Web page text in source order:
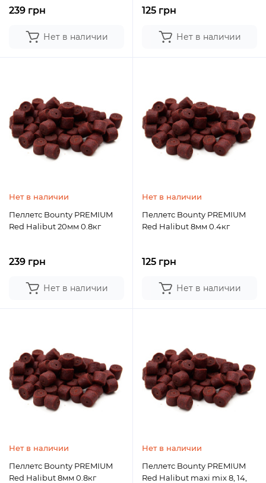
239 грн
Нет в наличии
125 грн
Нет в наличии
Нет в наличии
Пеллетс Bounty PREMIUM
Red Halibut 20мм 0.8кг
239 грн
Нет в наличии
Нет в наличии
Пеллетс Bounty PREMIUM
Red Halibut 8мм 0.4кг
125 грн
Нет в наличии
Нет в наличии
Пеллетс Bounty PREMIUM
Red Halibut 8мм 0.8кг
Нет в наличии
Пеллетс Bounty PREMIUM
Red Halibut maxi mix 8, 14,